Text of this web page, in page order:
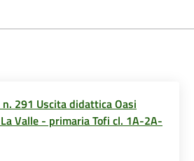
n. 291 Uscita didattica Oasi
Valle - primaria Tofi cl. 1A-2A-